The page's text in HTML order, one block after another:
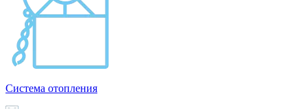
Система отопления